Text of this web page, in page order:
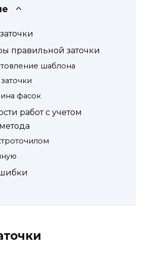
правильной заточки
шаблона
фасок
работ с учетом